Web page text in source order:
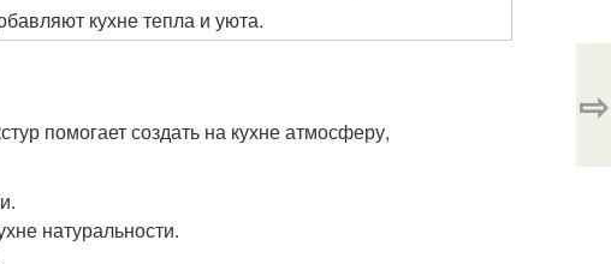
кухне тепла и уюта.
помогает создать на кухне атмосферу,
натуральности.
⇨